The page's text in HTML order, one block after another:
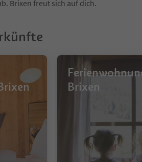
Brixen freut sich auf dich.
Brixen